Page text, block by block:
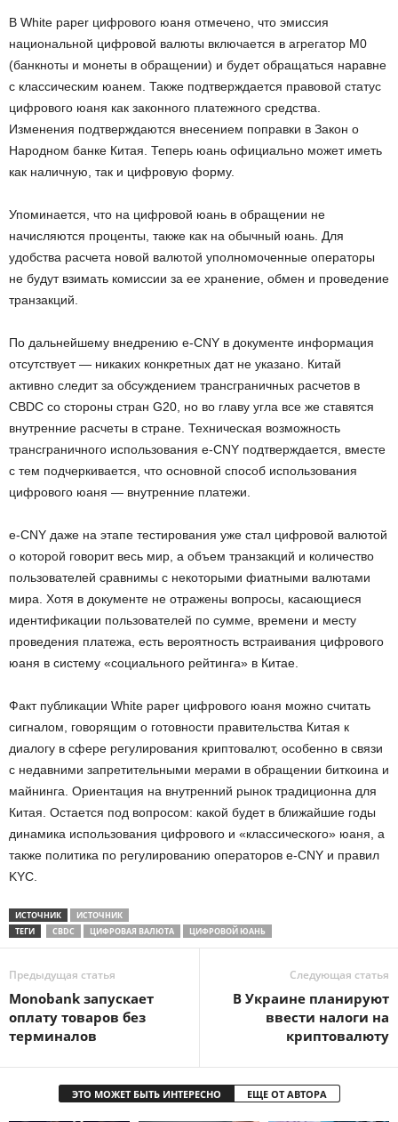
В White paper цифрового юаня отмечено, что эмиссия
национальной цифровой валюты включается в агрегатор M0
(банкноты и монеты в обращении) и будет обращаться наравне
с классическим юанем. Также подтверждается правовой статус
цифрового юаня как законного платежного средства.
Изменения подтверждаются внесением поправки в Закон о
Народном банке Китая. Теперь юань официально может иметь
как наличную, так и цифровую форму.
Упоминается, что на цифровой юань в обращении не
начисляются проценты, также как на обычный юань. Для
удобства расчета новой валютой уполномоченные операторы
не будут взимать комиссии за ее хранение, обмен и проведение
транзакций.
По дальнейшему внедрению e-CNY в документе информация
отсутствует — никаких конкретных дат не указано. Китай
активно следит за обсуждением трансграничных расчетов в
CBDC со стороны стран G20, но во главу угла все же ставятся
внутренние расчеты в стране. Техническая возможность
трансграничного использования e-CNY подтверждается, вместе
с тем подчеркивается, что основной способ использования
цифрового юаня — внутренние платежи.
e-CNY даже на этапе тестирования уже стал цифровой валютой
о которой говорит весь мир, а объем транзакций и количество
пользователей сравнимы с некоторыми фиатными валютами
мира. Хотя в документе не отражены вопросы, касающиеся
идентификации пользователей по сумме, времени и месту
проведения платежа, есть вероятность встраивания цифрового
юаня в систему «социального рейтинга» в Китае.
Факт публикации White paper цифрового юаня можно считать
сигналом, говорящим о готовности правительства Китая к
диалогу в сфере регулирования криптовалют, особенно в связи
с недавними запретительными мерами в обращении биткоина и
майнинга. Ориентация на внутренний рынок традиционна для
Китая. Остается под вопросом: какой будет в ближайшие годы
динамика использования цифрового и «классического» юаня, а
также политика по регулированию операторов e-CNY и правил
KYC.
ИСТОЧНИК
ИСТОЧНИК
ТЕГИ
CBDC ЦИФРОВАЯ ВАЛЮТА ЦИФРОВОЙ ЮАНЬ
Предыдущая статья
Monobank запускает
оплату товаров без
терминалов
Следующая статья
В Украине планируют
ввести налоги на
криптовалюту
ЭТО МОЖЕТ БЫТЬ ИНТЕРЕСНО ЕЩЕ ОТ АВТОРА